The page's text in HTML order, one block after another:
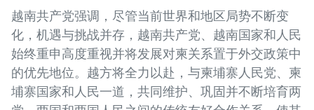
越南共产党强调，尽管当前世界和地区局势不断变
化，机遇与挑战并存，越南共产党、越南国家和人民
始终重申高度重视并将发展对柬关系置于外交政策中
的优先地位。越方将全力以赴，与柬埔寨人民党、柬
埔寨国家和人民一道，共同维护、巩固并不断培育两